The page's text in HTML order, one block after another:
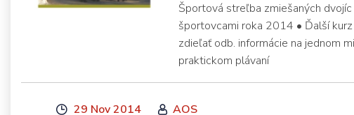
Športová streľba zmiešaných
športovcami roka 2014 • Ďalší
zdieľať odb. informácie na jednom
praktickom plávaní
29 Nov 2014 AOS